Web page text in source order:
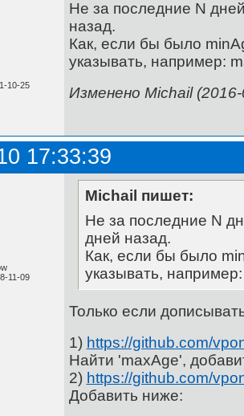
10-25
Не за последние N
назад.
Как, если бы было
указывать, например:
Изменено Michail
17:33:39
11-09
Michail пишет:
Не за последние N
дней назад.
Как, если бы было
указывать,
Только если
1) https://github.com/
Найти 'maxAge',
2) https://github.com/
Добавить ниже: